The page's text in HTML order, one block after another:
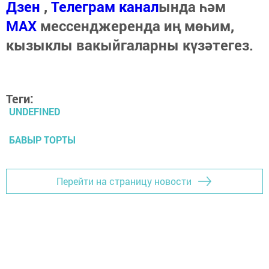
Дзен , Телеграм каналында һәм
МАХ мессенджеренда иң мөһим,
кызыклы вакыйгаларны күзәтегез.
Теги:
UNDEFINED
БАВЫР ТОРТЫ
Перейти на страницу новости